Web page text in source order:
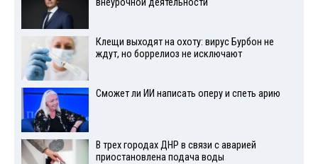
внеурочной деятельности
Клещи выходят на охоту: вирус Бурбон не
ждут, но боррелиоз не исключают
Сможет ли ИИ написать оперу и спеть арию
В трех городах ДНР в связи с аварией
приостановлена подача воды